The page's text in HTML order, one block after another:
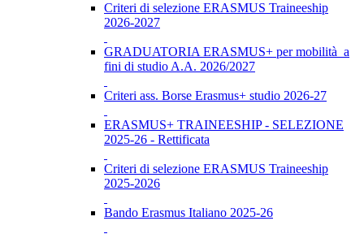
Criteri di selezione ERASMUS Traineeship
2026-2027
GRADUATORIA ERASMUS+ per mobilità a
fini di studio A.A. 2026/2027
Criteri ass. Borse Erasmus+ studio 2026-27
ERASMUS+ TRAINEESHIP - SELEZIONE
2025-26 - Rettificata
Criteri di selezione ERASMUS Traineeship
2025-2026
Bando Erasmus Italiano 2025-26